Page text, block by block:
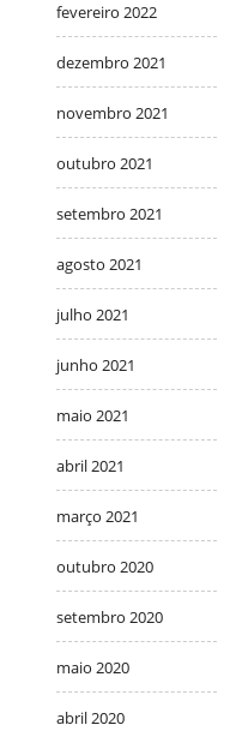
fevereiro 2022
dezembro 2021
novembro 2021
outubro 2021
setembro 2021
agosto 2021
julho 2021
junho 2021
maio 2021
abril 2021
março 2021
outubro 2020
setembro 2020
maio 2020
abril 2020